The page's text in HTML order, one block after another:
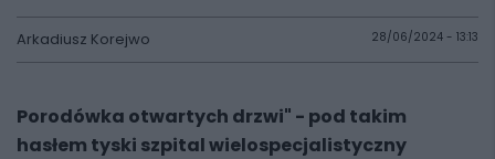
Arkadiusz Korejwo 28/06/2024 - 13:13
Porodówka otwartych drzwi" - pod takim
hasłem tyski szpital wielospecjalistyczny